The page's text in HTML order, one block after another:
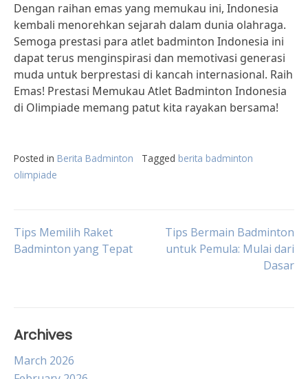
Dengan raihan emas yang memukau ini, Indonesia
kembali menorehkan sejarah dalam dunia olahraga.
Semoga prestasi para atlet badminton Indonesia ini
dapat terus menginspirasi dan memotivasi generasi
muda untuk berprestasi di kancah internasional. Raih
Emas! Prestasi Memukau Atlet Badminton Indonesia
di Olimpiade memang patut kita rayakan bersama!
Posted in Berita Badminton Tagged berita badminton
olimpiade
Post
Tips Memilih Raket
Badminton yang Tepat
Tips Bermain Badminton
untuk Pemula: Mulai dari
Dasar
Archives
March 2026